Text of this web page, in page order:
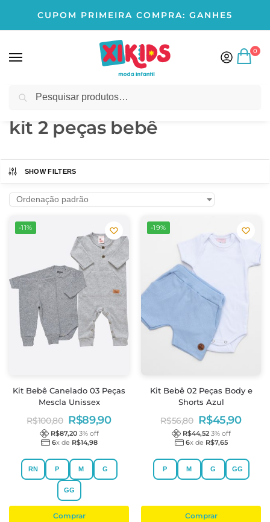
CUPOM PRIMEIRA COMPRA: GANHE5
0
Início Produtos marcados com a tag “kit 2 peças bebê”
kit 2 peças bebê
SHOW FILTERS
-11%
Kit Bebê Canelado 03 Peças
Mescla Unissex
R$100,80 R$89,90
R$87,20 3% off
6x de R$14,98
RN P M G
GG
Comprar
-19%
Kit Bebê 02 Peças Body e
Shorts Azul
R$56,80 R$45,90
R$44,52 3% off
6x de R$7,65
P M G GG
Comprar